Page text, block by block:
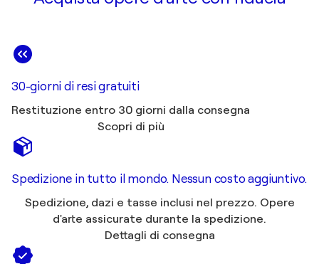
30-giorni di resi gratuiti
Restituzione entro 30 giorni dalla consegna
Scopri di più
Spedizione in tutto il mondo. Nessun costo aggiuntivo.
Spedizione, dazi e tasse inclusi nel prezzo. Opere
d'arte assicurate durante la spedizione.
Dettagli di consegna